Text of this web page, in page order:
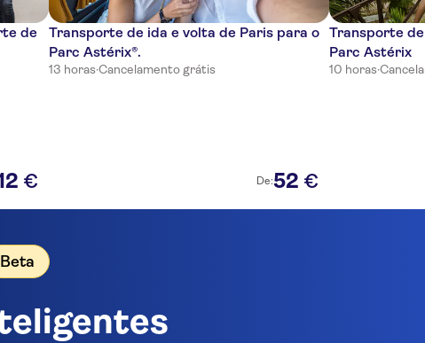
de
€
Transporte de ida e volta de Paris para o
Parc Astérix®.
13 horas·Cancelamento grátis
De:52 €
Transporte
Parc Astérix
10 horas·
Beta